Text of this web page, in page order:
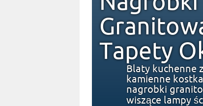
Tapety
Blaty kuchenne
kamienne
nagrobki
wiszące lampy